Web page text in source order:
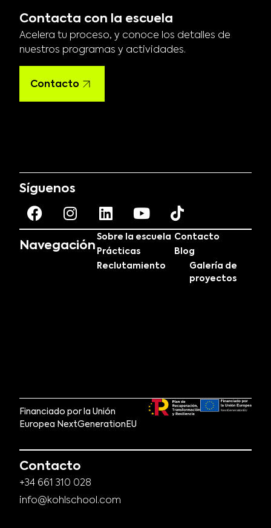
Navegación
Sobre la escuela
Prácticas
Reclutamiento
Contacto
Blog
Galería de
proyectos
Financiado por la Unión
Europea NextGenerationEU
Contacto
+34 661 310 028
info@kohlschool.com
Contacta con la escuela
Acelera tu proceso, y conoce los detalles de
nuestros programas y actividades.
Contacto
Síguenos